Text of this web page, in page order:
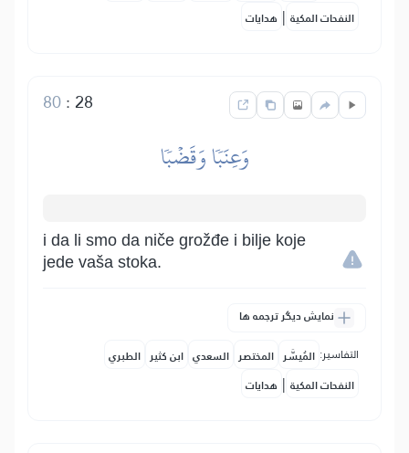
النفحات المكية | هدايات
28
:
80
وَعِنَبٗا وَقَضۡبٗا
i da li smo da niče grožđe i bilje koje
jede vaša stoka.
نمایش دیگر ترجمه ها
التفاسير: المُيسَّر المختصر السعدي ابن كثير الطبري
النفحات المكية | هدايات